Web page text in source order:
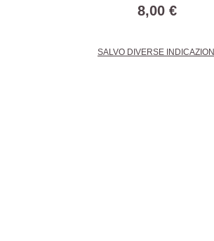
8,00 €
SALVO DIVERSE INDICAZIONI